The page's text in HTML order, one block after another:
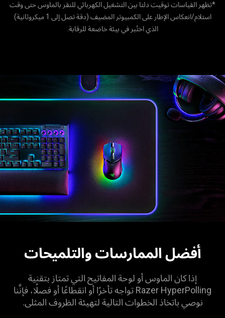
*تظهر القياسات توقيت دلتا بين التشغيل الكهربائي للنقر بالماوس حتى وقت
استلام/انعكاس الإطار على الكمبيوتر المضيف (دقة تصل إلى 1 ميكروثانية)
الذي اختُبر في بيئة خاضعة للرقابة.
أفضل الممارسات والتلميحات
إذا كان الماوس أو لوحة المفاتيح التي تمتاز بتقنية
Razer HyperPolling تواجه تأخرًا أو انقطاعًا أو فصلًا، فإنَّنا
نوصي باتخاذ الخطوات التالية لتهيئة الظروف المثلى.